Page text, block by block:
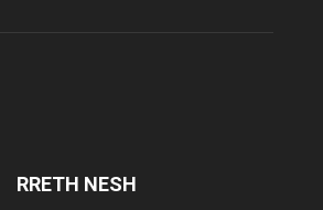
RRETH NESH